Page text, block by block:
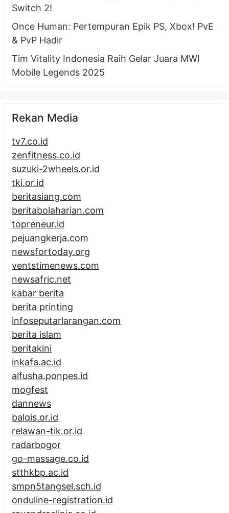
Switch 2!
Once Human: Pertempuran Epik PS, Xbox! PvE
& PvP Hadir
Tim Vitality Indonesia Raih Gelar Juara MWI
Mobile Legends 2025
Rekan Media
tv7.co.id
zenfitness.co.id
suzuki-2wheels.or.id
tki.or.id
beritasiang.com
beritabolaharian.com
topreneur.id
pejuangkerja.com
newsfortoday.org
ventstimenews.com
newsafric.net
kabar berita
berita printing
infoseputarlarangan.com
berita islam
beritakini
inkafa.ac.id
alfusha.ponpes.id
mogfest
dannews
balqis.or.id
relawan-tik.or.id
radarbogor
go-massage.co.id
stthkbp.ac.id
smpn5tangsel.sch.id
onduline-registration.id